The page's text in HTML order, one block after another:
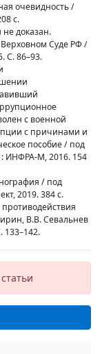
очевидность /
с.
доказан.
Суде РФ /
С. 86–93.
с военной
с причинами и
пособие / под
ИНФРА-М, 2016. 154
/ под
2019. 384 с.
В.В. Севальнев
133–142.